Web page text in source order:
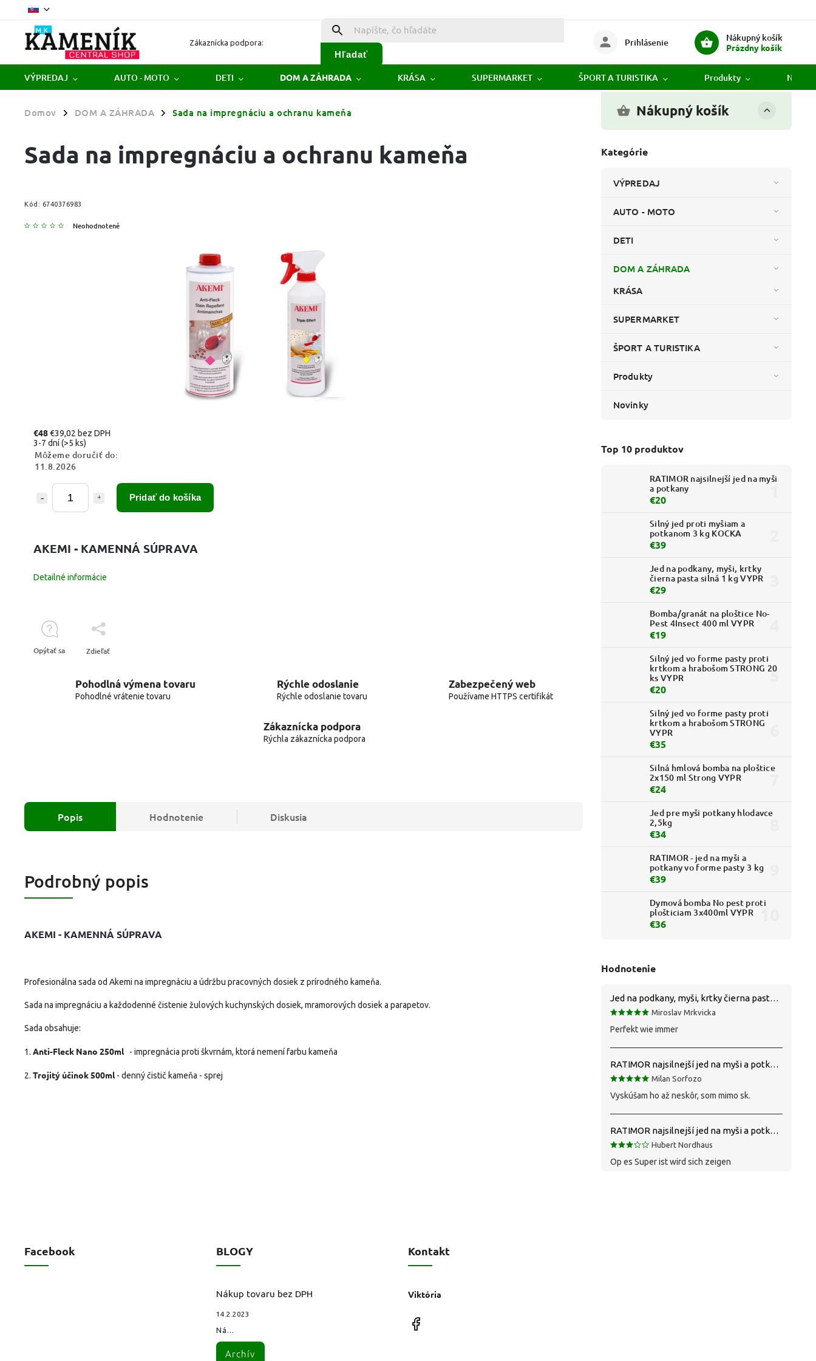
Zákaznícka podpora:
Hľadať
Nákupný košík
Prázdny košík
Prihlásenie
VÝPREDAJ AUTO - MOTO DETI DOM A ZÁHRADA KRÁSA SUPERMARKET ŠPORT A TURISTIKA Produkty
Domov / DOM A ZÁHRADA / Sada na impregnáciu a ochranu kameňa Nákupný košík
Kategórie
VÝPREDAJ
AUTO - MOTO
DETI
DOM A ZÁHRADA
KRÁSA
SUPERMARKET
ŠPORT A TURISTIKA
Produkty
Novinky
Top 10 produktov
RATIMOR najsilnejší jed na myši
a potkany
€20
Silný jed proti myšiam a
potkanom 3 kg KOCKA
€39
Jed na podkany, myši, krtky
čierna pasta silná 1 kg VYPR
€29
Bomba/granát na ploštice No-
Pest 4Insect 400 ml VYPR
€19
Silný jed vo forme pasty proti
krtkom a hrabošom STRONG 20
ks VYPR
€20
Silný jed vo forme pasty proti
krtkom a hrabošom STRONG
VYPR
€35
Silná hmlová bomba na ploštice
2x150 ml Strong VYPR
€24
Jed pre myši potkany hlodavce
2,5kg
€34
RATIMOR - jed na myši a
potkany vo forme pasty 3 kg
€39
Dymová bomba No pest proti
plošticiam 3x400ml VYPR
€36
Hodnotenie
Jed na podkany, myši, krtky čierna pasta silná 1 kg VYPR
Miroslav Mrkvicka
Perfekt wie immer
RATIMOR najsilnejší jed na myši a potkany
Milan Sorfozo
Vyskúšam ho až neskôr, som mimo sk.
RATIMOR najsilnejší jed na myši a potkany
Hubert Nordhaus
Op es Super ist wird sich zeigen
Sada na impregnáciu a ochranu kameňa
Kód: 6740376983
Neohodnotené
€48€39,02 bez DPH
3-7 dní(>5 ks)
Môžeme doručiť do:
11.8.2026
Pridať do košíka
AKEMI - KAMENNÁ SÚPRAVA
Detailné informácie
Opýtať sa Zdieľať
Pohodlná výmena tovaru
Pohodlné vrátenie tovaru
Rýchle odoslanie
Rýchle odoslanie tovaru
Zabezpečený web
Používame HTTPS certifikát
Zákaznícka podpora
Rýchla zákaznícka podpora
Popis Hodnotenie Diskusia
Podrobný popis
AKEMI - KAMENNÁ SÚPRAVA
Profesionálna sada od Akemi na impregnáciu a údržbu pracovných dosiek z prírodného kameňa.
Sada na impregnáciu a každodenné čistenie žulových kuchynských dosiek, mramorových dosiek a parapetov.
Sada obsahuje:
1. Anti-Fleck Nano 250ml - impregnácia proti škvrnám, ktorá nemení farbu kameňa
2. Trojitý účinok 500ml - denný čistič kameňa - sprej
Facebook BLOGY
Nákup tovaru bez DPH
14.2.2023
Ná...
Archív
Kontakt
Viktória